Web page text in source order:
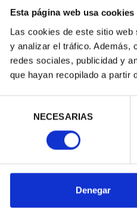
Esta página web usa cookies
Las cookies de este sitio
y analizar el tráfico. Además,
redes sociales, publicidad y
que hayan recopilado a partir
consentimiento
NECESARIAS
Denegar